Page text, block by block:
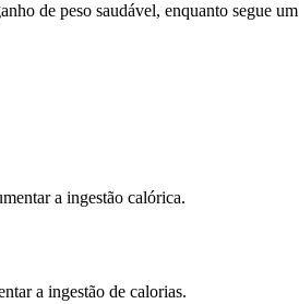
de peso saudável, enquanto segue
a ingestão calórica.
a ingestão de calorias.